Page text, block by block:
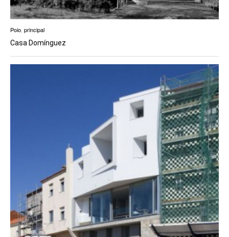
Poio principal
Casa Domínguez